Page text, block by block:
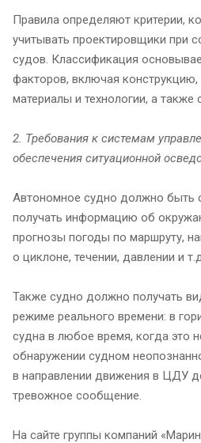
Правила определяют критерии,
учитывать проектировщики при
судов. Классификация
факторов, включая
материалы и технологии, а также
2. Требования к системам
обеспечения ситуационной
Автономное судно должно быть
получать информацию об
прогнозы погоды по маршруту,
о циклоне, течении, давлении и
Также судно должно получать
режиме реального времени: в
судна в любое время, когда это
обнаружении судном
в направлении движения в ЦДУ
тревожное сообщение.
На сайте группы компаний